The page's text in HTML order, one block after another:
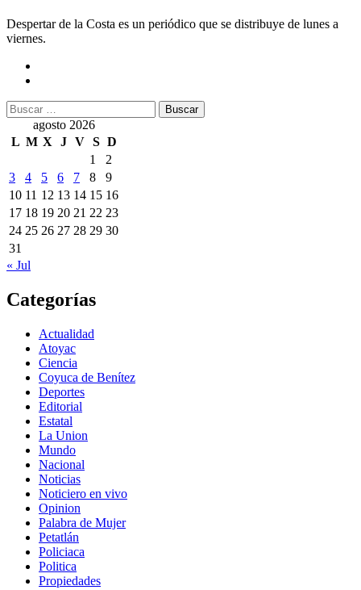
Despertar de la Costa es un periódico que se distribuye de lunes a
viernes.
Buscar:
agosto 2026
L M X J V S D
1
2
3
4 5 6 7 8
9
10 11 12 13 14 15 16
17 18 19 20 21 22 23
24 25 26 27 28 29 30
31
« Jul
Categorías
Actualidad
Atoyac
Ciencia
Coyuca de Benítez
Deportes
Editorial
Estatal
La Union
Mundo
Nacional
Noticias
Noticiero en vivo
Opinion
Palabra de Mujer
Petatlán
Policiaca
Politica
Propiedades